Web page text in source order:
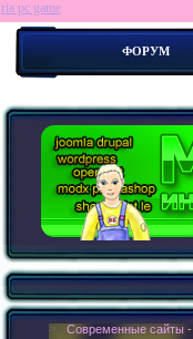
ФОРУМ
ria pc game
> : Современные сайты -